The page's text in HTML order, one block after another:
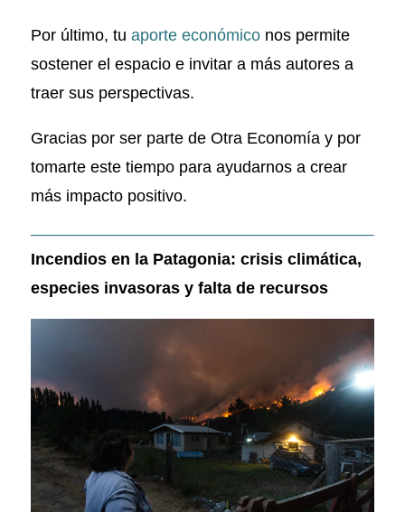
Por último, tu aporte económiconos permite
sostener el espacio e invitar a más autores a
traer sus perspectivas.
Gracias por ser parte de Otra Economía y por
tomarte este tiempo para ayudarnos a crear
más impacto positivo.
Incendios en la Patagonia: crisis climática,
especies invasoras y falta de recursos